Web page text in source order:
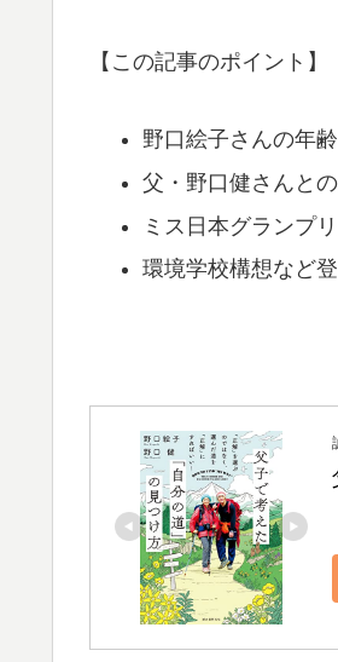
【この記事のポイント】
野口絵子さんの年
父・野口健さんと
ミス日本グランプ
環境学校構想など